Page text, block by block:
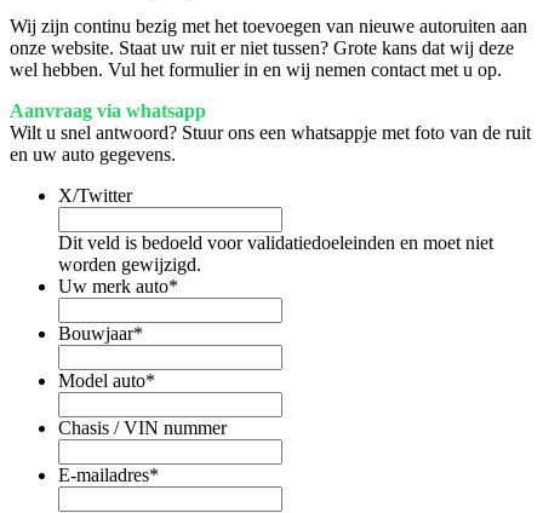
Wij zijn continu bezig met het toevoegen van nieuwe autoruiten aan
onze website. Staat uw ruit er niet tussen? Grote kans dat wij deze
wel hebben. Vul het formulier in en wij nemen contact met u op.
Aanvraag via whatsapp
Wilt u snel antwoord? Stuur ons een whatsappje met foto van de ruit
en uw auto gegevens.
X/Twitter
Dit veld is bedoeld voor validatiedoeleinden en moet niet
worden gewijzigd.
Uw merk auto*
Bouwjaar*
Model auto*
Chasis / VIN nummer
E-mailadres*